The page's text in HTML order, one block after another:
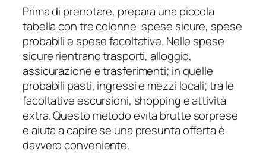
Prima di prenotare, prepara una piccola
tabella con tre colonne: spese sicure, spese
probabili e spese facoltative. Nelle spese
sicure rientrano trasporti, alloggio,
assicurazione e trasferimenti; in quelle
probabili pasti, ingressi e mezzi locali; tra le
facoltative escursioni, shopping e attività
extra. Questo metodo evita brutte sorprese
e aiuta a capire se una presunta offerta è
davvero conveniente.